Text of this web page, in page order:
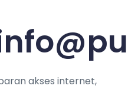
akses internet,